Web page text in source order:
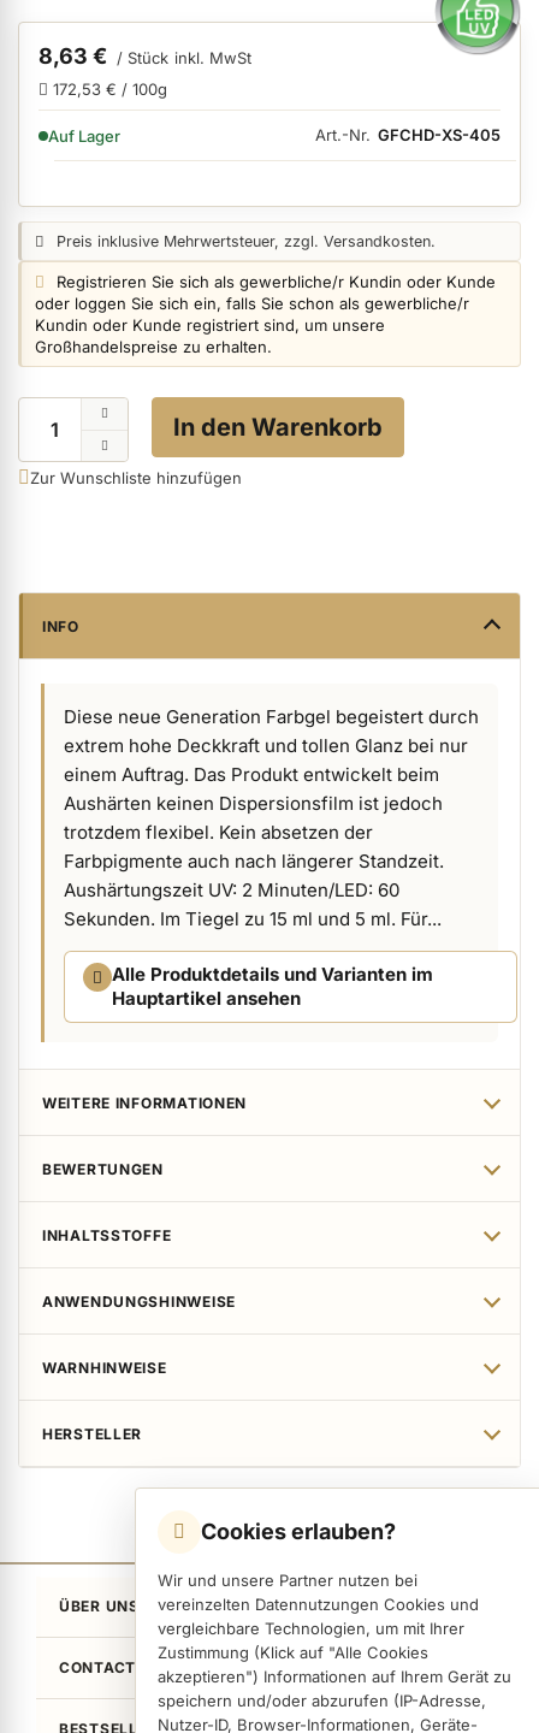
Cookies erlauben?
Wir und unsere Partner nutzen bei
vereinzelten Datennutzungen Cookies und
vergleichbare Technologien, um mit Ihrer
Zustimmung (Klick auf "Alle Cookies
akzeptieren") Informationen auf Ihrem Gerät zu
speichern und/oder abzurufen (IP-Adresse,
Nutzer-ID, Browser-Informationen, Geräte-
Nagellack & Flüssigkeiten anzeigen
NailArt anzeigen
Hygiene anzeigen
Skintrix anzeigen
Hand- & Körperpflege anzeigen
Kundenpräsente anzeigen
8,63 € / Stück inkl. MwSt
172,53 € / 100g
VERFÜGBARKEIT:
Auf Lager Art.-Nr. GFCHD-XS-405
Preisangabe:
Preis inklusive Mehrwertsteuer, zzgl. Versandkosten.
Login info:
Registrieren Sie sich als gewerbliche/r Kundin oder Kunde
oder loggen Sie sich ein, falls Sie schon als gewerbliche/r
Kundin oder Kunde registriert sind, um unsere
Großhandelspreise zu erhalten.
In den Warenkorb
Zur Wunschliste hinzufügen
INFO
Diese neue Generation Farbgel begeistert durch
extrem hohe Deckkraft und tollen Glanz bei nur
einem Auftrag. Das Produkt entwickelt beim
Aushärten keinen Dispersionsfilm ist jedoch
trotzdem flexibel. Kein absetzen der
Farbpigmente auch nach längerer Standzeit.
Aushärtungszeit UV: 2 Minuten/LED: 60
Sekunden. Im Tiegel zu 15 ml und 5 ml. Für...
Alle Produktdetails und Varianten im
Hauptartikel ansehen
WEITERE INFORMATIONEN
BEWERTUNGEN
INHALTSSTOFFE
ANWENDUNGSHINWEISE
WARNHINWEISE
HERSTELLER
ÜBER UNS
CONTACT
BESTSELLER